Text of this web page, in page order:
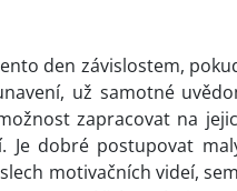
den závislostem,
už samotné
zapracovat na
Je dobré postupovat
motivačních videí,